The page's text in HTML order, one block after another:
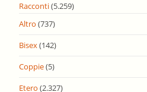
Racconti(5.259)
Altro (737)
Bisex(142)
Coppie(5)
Etero (2.327)